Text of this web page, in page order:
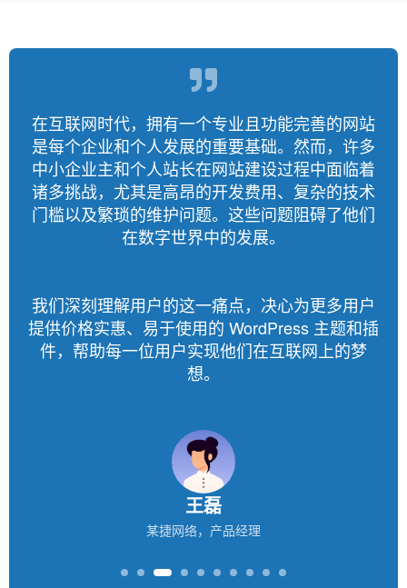
在互联网时代，拥有一个专业且功能完善的网站
是每个企业和个人发展的重要基础。然而，许多
中小企业主和个人站长在网站建设过程中面临着
诸多挑战，尤其是高昂的开发费用、复杂的技术
门槛以及繁琐的维护问题。这些问题阻碍了他们
在数字世界中的发展。
我们深刻理解用户的这一痛点，决心为更多用户
提供价格实惠、易于使用的 WordPress 主题和插
件，帮助每一位用户实现他们在互联网上的梦
想。
王磊
某捷网络，产品经理